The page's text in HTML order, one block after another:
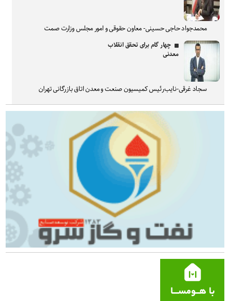
محمدجواد حاجی حسینی- معاون حقوقی و امور مجلس وزارت صمت
چهار گام برای تحقق انقلاب
معدنی
سجاد غرقی-نایب‌رئیس کمیسیون صنعت و معدن اتاق بازرگانی تهران